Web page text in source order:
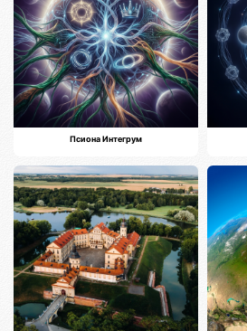
Псиона Интегрум